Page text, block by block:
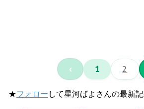
‹ 1 2
★フォロー して星河ばよさんの最新